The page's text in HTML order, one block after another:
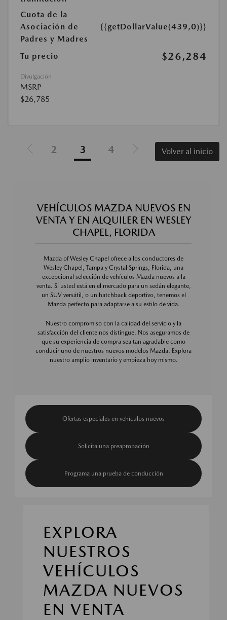
Cuota de la
Asociación de
Padres y Madres
{{getDollarValue(439,0)}}
Tu precio $26,284
Divulgación
MSRP
$26,785
2 3 4 Volver al inicio
VEHÍCULOS MAZDA NUEVOS EN
VENTA Y EN ALQUILER EN WESLEY
CHAPEL, FLORIDA
Mazda of Wesley Chapel ofrece a los conductores de
Wesley Chapel, Tampa y Crystal Springs, Florida, una
excepcional selección de vehículos Mazda nuevos a la
venta. Si usted está en el mercado para un sedán elegante,
un SUV versátil, o un hatchback deportivo, tenemos el
Mazda perfecto para adaptarse a su estilo de vida.
Nuestro compromiso con la calidad del servicio y la
satisfacción del cliente nos distingue. Nos aseguramos de
que su experiencia de compra sea tan agradable como
conducir uno de nuestros nuevos modelos Mazda. Explora
nuestro amplio inventario y empieza hoy mismo.
Ofertas especiales en vehículos nuevos
Solicita una preaprobación
Programa una prueba de conducción
EXPLORA
NUESTROS
VEHÍCULOS
MAZDA NUEVOS
EN VENTA